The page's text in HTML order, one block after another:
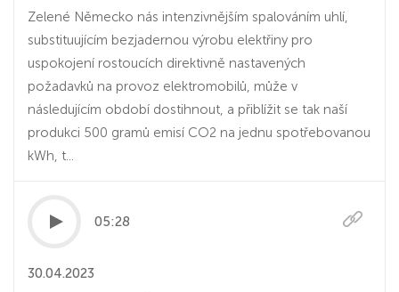
Zelené Německo nás intenzivnějším spalováním uhlí,
substituujícím bezjadernou výrobu elektřiny pro
uspokojení rostoucích direktivně nastavených
požadavků na provoz elektromobilů, může v
následujícím období dostihnout, a přiblížit se tak naší
produkci 500 gramů emisí CO2 na jednu spotřebovanou
kWh, t...
05:28
30.04.2023